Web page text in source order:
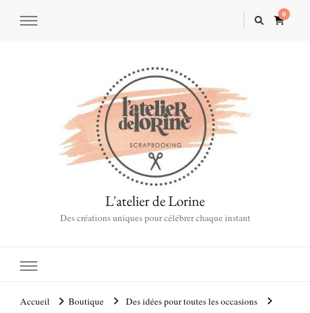
0
L'atelier de Lorine
Des créations uniques pour célébrer chaque instant
Accueil Boutique
Des idées pour toutes les occasions